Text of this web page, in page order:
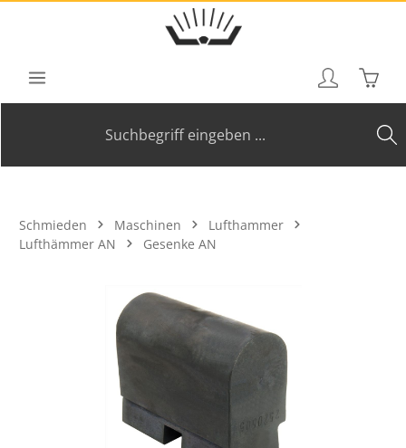
Zum Hauptinhalt springen
Schmieden Maschinen
Lufthammer
Lufthämmer AN
Gesenke AN
Bildergalerie überspringen